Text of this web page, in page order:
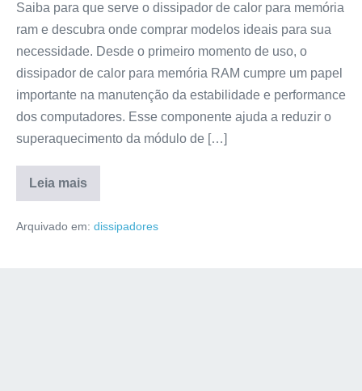
Saiba para que serve o dissipador de calor para memória
ram e descubra onde comprar modelos ideais para sua
necessidade. Desde o primeiro momento de uso, o
dissipador de calor para memória RAM cumpre um papel
importante na manutenção da estabilidade e performance
dos computadores. Esse componente ajuda a reduzir o
superaquecimento da módulo de […]
Leia mais
Arquivado em: dissipadores